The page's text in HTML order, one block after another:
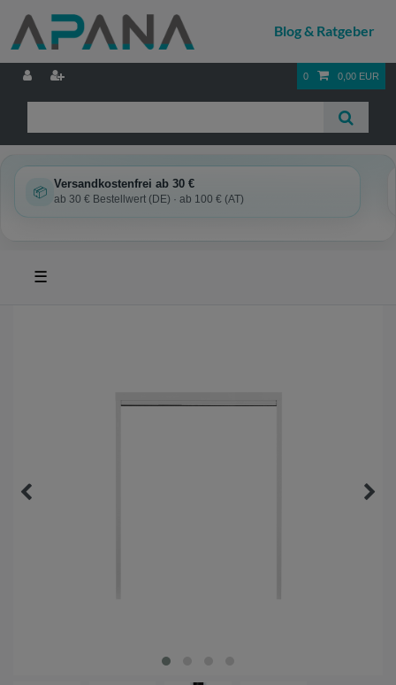
0 0,00 EUR
📦
Versandkostenfrei ab 30 €
ab 30 € Bestellwert (DE) · ab 100 € (AT)
☰